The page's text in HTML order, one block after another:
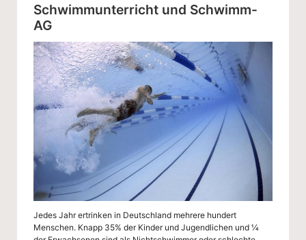
tli
n
g
-
S
c
h
ul
e
W
Schwimmunterricht und Schwimm-
AG
Jedes Jahr ertrinken in Deutschland mehrere hundert
Menschen. Knapp 35% der Kinder und Jugendlichen und ¼